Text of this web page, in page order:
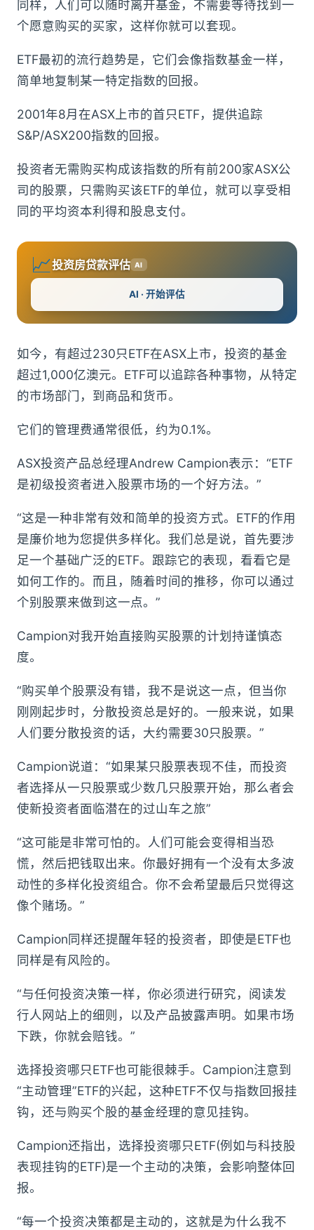
同样，人们可以随时离开基金，不需要等待找到一
个愿意购买的买家，这样你就可以套现。
ETF最初的流行趋势是，它们会像指数基金一样，
简单地复制某一特定指数的回报。
2001年8月在ASX上市的首只ETF，提供追踪
S&P/ASX200指数的回报。
投资者无需购买构成该指数的所有前200家ASX公
司的股票，只需购买该ETF的单位，就可以享受相
同的平均资本利得和股息支付。
📈投资房贷款评估 AI
AI · 开始评估
如今，有超过230只ETF在ASX上市，投资的基金
超过1,000亿澳元。ETF可以追踪各种事物，从特定
的市场部门，到商品和货币。
它们的管理费通常很低，约为0.1%。
ASX投资产品总经理Andrew Campion表示：“ETF
是初级投资者进入股票市场的一个好方法。”
“这是一种非常有效和简单的投资方式。ETF的作用
是廉价地为您提供多样化。我们总是说，首先要涉
足一个基础广泛的ETF。跟踪它的表现，看看它是
如何工作的。而且，随着时间的推移，你可以通过
个别股票来做到这一点。”
Campion对我开始直接购买股票的计划持谨慎态
度。
“购买单个股票没有错，我不是说这一点，但当你
刚刚起步时，分散投资总是好的。一般来说，如果
人们要分散投资的话，大约需要30只股票。”
Campion说道：“如果某只股票表现不佳，而投资
者选择从一只股票或少数几只股票开始，那么者会
使新投资者面临潜在的过山车之旅”
“这可能是非常可怕的。人们可能会变得相当恐
慌，然后把钱取出来。你最好拥有一个没有太多波
动性的多样化投资组合。你不会希望最后只觉得这
像个赌场。”
Campion同样还提醒年轻的投资者，即使是ETF也
同样是有风险的。
“与任何投资决策一样，你必须进行研究，阅读发
行人网站上的细则，以及产品披露声明。如果市场
下跌，你就会赔钱。”
选择投资哪只ETF也可能很棘手。Campion注意到
“主动管理”ETF的兴起，这种ETF不仅与指数回报挂
钩，还与购买个股的基金经理的意见挂钩。
Campion还指出，选择投资哪只ETF(例如与科技股
表现挂钩的ETF)是一个主动的决策，会影响整体回
报。
“每一个投资决策都是主动的，这就是为什么我不